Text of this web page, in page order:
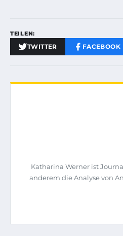
TEILEN:
TWITTER FACEBOOK
Katharina Werner ist
anderem die Analyse von